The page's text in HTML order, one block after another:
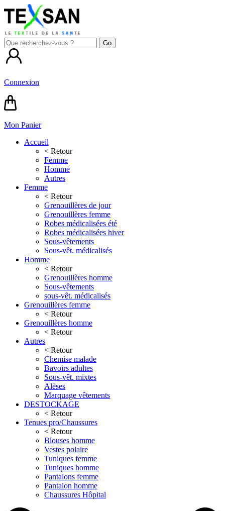
Connexion
Mon Panier
Accueil
< Retour
Femme
Homme
Autres
Femme
< Retour
Grenouillères de jour
Grenouillères femme
Robes médicalisées été
Robes médicalisées hiver
Sous-vêtements
Sous-vêt. médicalisés
Homme
< Retour
Grenouillères homme
Sous-vêtements
sous-vêt. médicalisés
Grenouillères femme
< Retour
Grenouillères homme
< Retour
Autres
< Retour
Chemise malade
Bavoirs adultes
Sous-vêt. mixtes
Alèses
Marquage vêtements
DESTOCKAGE
< Retour
Tenues pro/Chaussures
< Retour
Blouses homme
Vestes polaire
Tuniques femme
Tuniques homme
Pantalons femme
Pantalon homme
Chaussures Hôpital